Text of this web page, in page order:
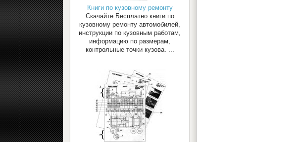
Книги по кузовному ремонту
Скачайте Бесплатно книги по
кузовному ремонту автомобилей,
инструкции по кузовным работам,
информацию по размерам,
контрольные точки кузова. ...